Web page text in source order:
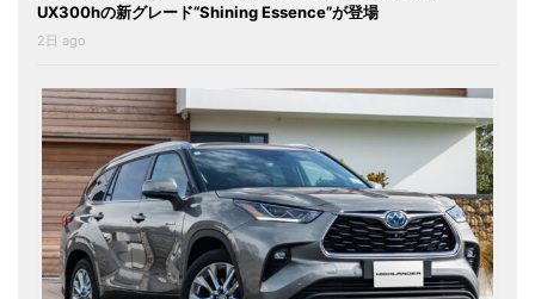
UX300hの新グレード“Shining Essence”が登場
2日 ago